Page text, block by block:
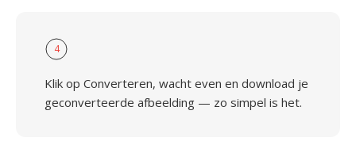
4
Klik op Converteren, wacht even en download je
geconverteerde afbeelding — zo simpel is het.